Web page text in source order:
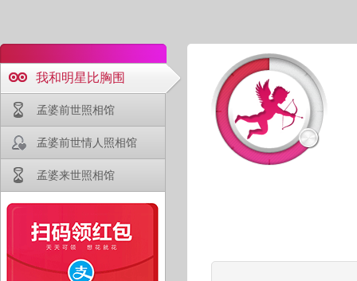
我和明星比胸围
孟婆前世照相馆
孟婆前世情人照相馆
孟婆来世照相馆